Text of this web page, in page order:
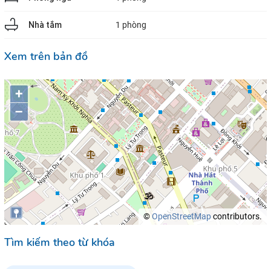
Nhà tắm 1 phòng
Xem trên bản đồ
+
–
©OpenStreetMapcontributors.
Tìm kiếm theo từ khóa